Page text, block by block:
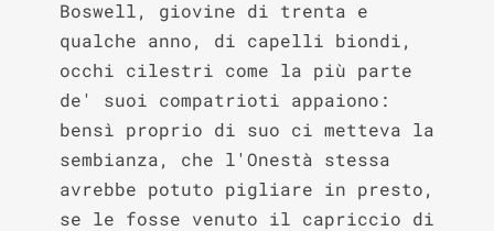
Boswell, giovine di trenta e
qualche anno, di capelli biondi,
occhi cilestri come la più parte
de' suoi compatrioti appaiono:
bensì proprio di suo ci metteva la
sembianza, che l'Onestà stessa
avrebbe potuto pigliare in presto,
se le fosse venuto il capriccio di